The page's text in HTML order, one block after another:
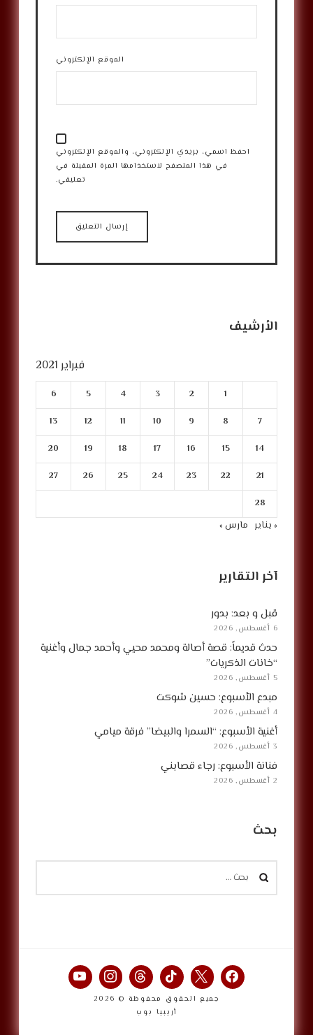
الموقع الإلكتروني
احفظ اسمي، بريدي الإلكتروني، والموقع الإلكتروني
في هذا المتصفح لاستخدامها المرة المقبلة في
تعليقي.
الأرشيف
فبراير 2021
1
2
3
4
5
6
7
8
9
10
11
12
13
14
15
16
17
18
19
20
21
22
23
24
25
26
27
28
« يناير مارس »
آخر التقارير
قبل و بعد: بدور
6 أغسطس, 2026
حدث قديماً: قصة أصالة ومحمد محيي وأحمد جمال وأغنية
“خانات الذكريات”
5 أغسطس, 2026
مبدع الأسبوع: حسين شوكت
4 أغسطس, 2026
أغنية الأسبوع: “السمرا والبيضا” فرقة ميامي
3 أغسطس, 2026
فنانة الأسبوع: رجاء قصابني
2 أغسطس, 2026
بحث
البحث
عن:
جميع الحقوق محفوظة © 2026
أريبيا بوب